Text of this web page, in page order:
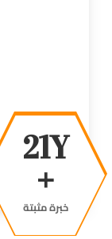
39Y
+
خبرة مثبتة